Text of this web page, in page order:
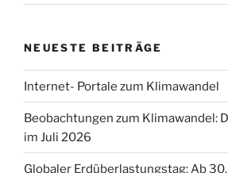
NEUESTE BEITRÄGE
Internet- Portale zum Klimawandel
Beobachtungen zum Klimawandel:
im Juli 2026
Globaler Erdüberlastungstag: Ab